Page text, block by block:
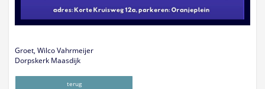
Groet, Wilco Vahrmeijer
Dorpskerk Maasdijk
terug